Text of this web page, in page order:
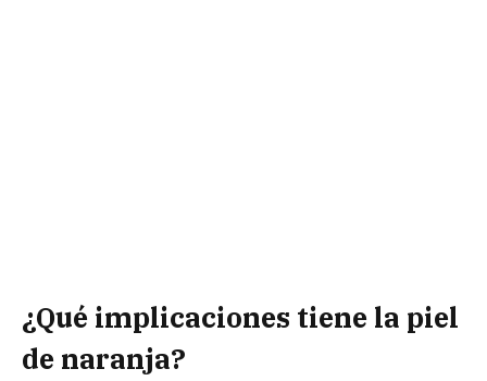
¿Qué implicaciones tiene la piel
de naranja?